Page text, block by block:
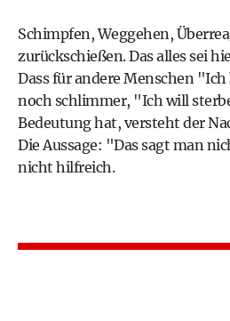
Schimpfen, Weggehen,
zurückschießen. Das alles sei
Dass für andere Menschen
noch schlimmer, "Ich will
Bedeutung hat, versteht der
Die Aussage: "Das sagt man
nicht hilfreich.